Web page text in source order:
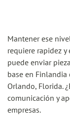
Mantener ese
requiere rapidez
puede enviar
base en Finlandia
Orlando, Florida.
comunicación y
empresas.